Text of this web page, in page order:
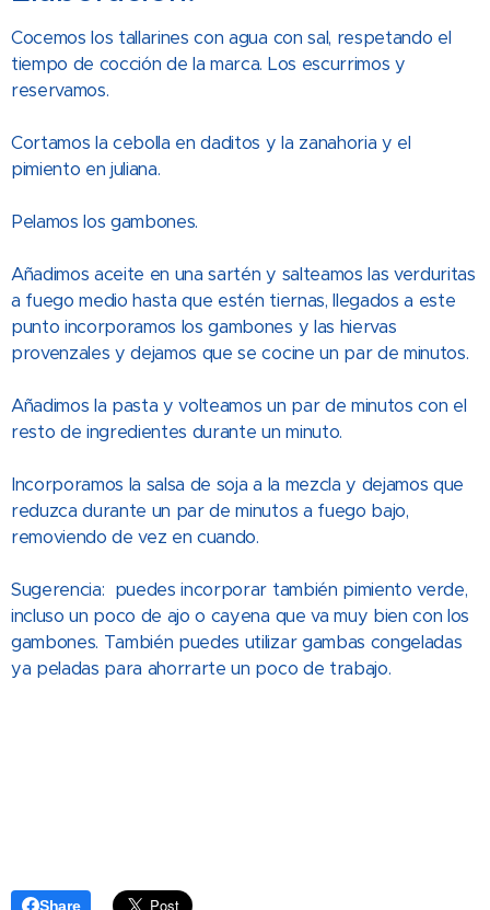
Cocemos los tallarines con agua con sal, respetando el
tiempo de cocción de la marca. Los escurrimos y
reservamos.
Cortamos la cebolla en daditos y la zanahoria y el
pimiento en juliana.
Pelamos los gambones.
Añadimos aceite en una sartén y salteamos las verduritas
a fuego medio hasta que estén tiernas, llegados a este
punto incorporamos los gambones y las hiervas
provenzales y dejamos que se cocine un par de minutos.
Añadimos la pasta y volteamos un par de minutos con el
resto de ingredientes durante un minuto.
Incorporamos la salsa de soja a la mezcla y dejamos que
reduzca durante un par de minutos a fuego bajo,
removiendo de vez en cuando.
Sugerencia: puedes incorporar también pimiento verde,
incluso un poco de ajo o cayena que va muy bien con los
gambones. También puedes utilizar gambas congeladas
ya peladas para ahorrarte un poco de trabajo.
Share